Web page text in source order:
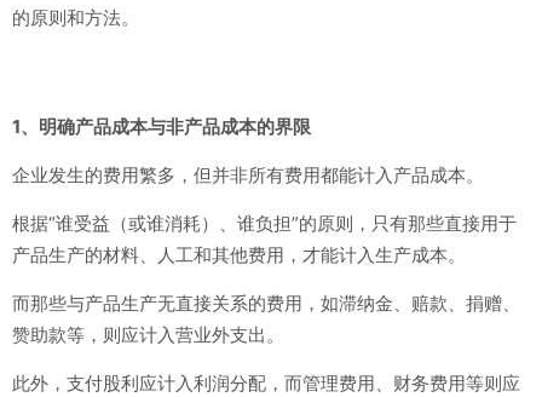
的原则和方法。
1、明确产品成本与非产品成本的界限
企业发生的费用繁多，但并非所有费用都能计入产品成本。
根据“谁受益（或谁消耗）、谁负担”的原则，只有那些直接用于
产品生产的材料、人工和其他费用，才能计入生产成本。
而那些与产品生产无直接关系的费用，如滞纳金、赔款、捐赠、
赞助款等，则应计入营业外支出。
此外，支付股利应计入利润分配，而管理费用、财务费用等则应